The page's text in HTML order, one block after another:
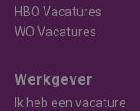
HBO Vacatures
WO Vacatures
Werkgever
Ik heb een vacature